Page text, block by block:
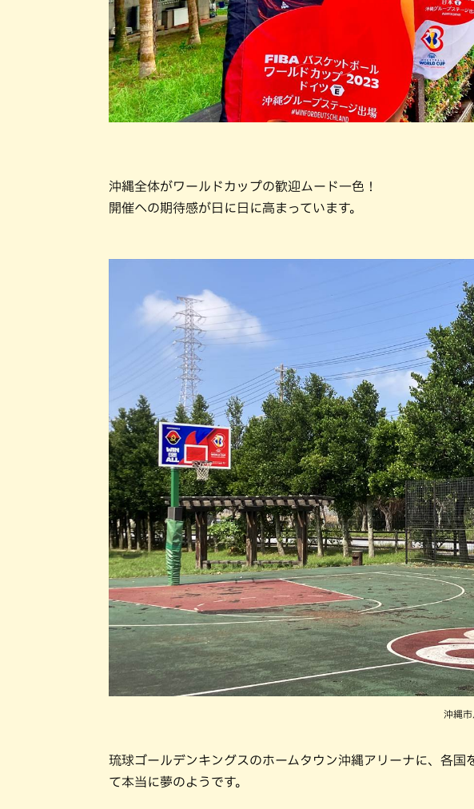
沖縄全体がワールドカップの歓迎ムード一色！
開催への期待感が日に日に高まっています。
沖縄
琉球ゴールデンキングスのホームタウン沖縄アリーナに、各国
て本当に夢のようです。